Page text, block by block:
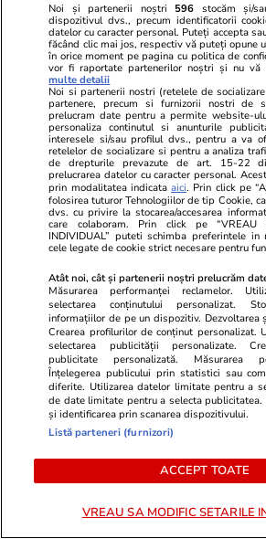
Lifestyle
Cum se face cafeaua la presa
franceză – cum funcționează și
care sunt avantajele
Lifestyle
Combinaţii răcoritoare de apă
cu fructe şi plante aromatice
pentru vară
Lifestyle
Cum coci vinetele la bloc, fără
să umpli casa de fum
Noi și partenerii noștri 596 stocăm și/
dispozitivul dvs., precum identificatorii
datelor cu caracter personal. Puteți accepta
făcând clic mai jos, respectiv vă puteți opune
în orice moment pe pagina cu politica de
vor fi raportate partenerilor noștri și nu vă
multe detalii
Noi si partenerii nostri (retelele de
partenere, precum si furnizorii nostri de
prelucram date pentru a permite website-
personaliza continutul si anunturile
interesele si/sau profilul dvs., pentru a va
retelelor de socializare si pentru a analiza
de drepturile prevazute de art. 15-22
prelucrarea datelor cu caracter personal.
prin modalitatea indicataaici. Prin click pe
folosirea tuturor Tehnologiilor de tip Cookie,
dvs. cu privire la stocarea/accesarea
care colaboram. Prin click pe “VREAU
INDIVIDUAL” puteti schimba preferintele
cele legate de cookie strict necesare pentru
Atât noi, cât și partenerii noștri prelucrăm
Măsurarea performanței reclamelor.
selectarea conținutului personalizat.
informațiilor de pe un dispozitiv. Dezvoltarea
Crearea profilurilor de conținut personalizat.
selectarea publicității personalizate.
publicitate personalizată. Măsurarea
Înțelegerea publicului prin statistici sau
diferite. Utilizarea datelor limitate pentru a
de date limitate pentru a selecta publicitatea.
și identificarea prin scanarea dispozitivului.
Listă parteneri (furnizori)
ACCEPT TOATE
VREAU SA MODIFIC SETARILE